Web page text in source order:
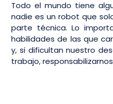
Todo el mundo tiene
nadie es un robot que
parte técnica. Lo
habilidades de las que
y, si dificultan nuestro
trabajo,